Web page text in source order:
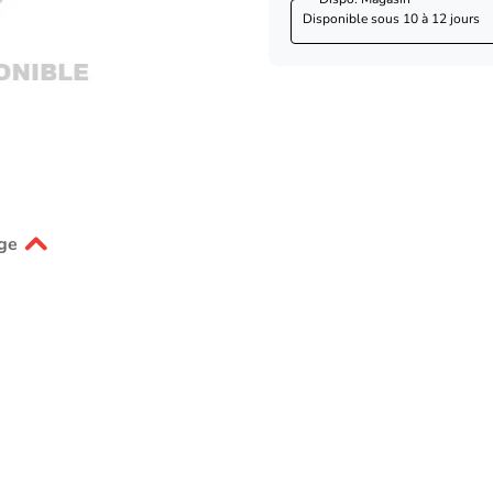
Disponible sous 10 à 12 jours